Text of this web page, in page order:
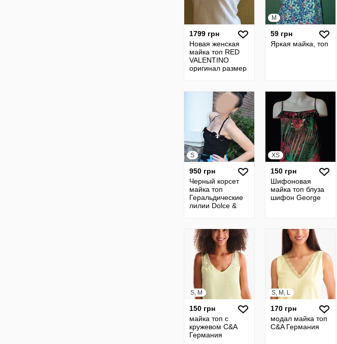
1799 грн
Новая женская
майка топ RED
VALENTINO
оригинал размер
M
59 грн
Яркая майка, топ
S
950 грн
Черный корсет
майка топ
Геральдические
лилии Dolce &
XS
150 грн
Шифоновая
майка топ блуза
шифон George
S, M
150 грн
майка топ с
кружевом C&A
Германия
S, M, L
170 грн
модал майка топ
C&A Германия